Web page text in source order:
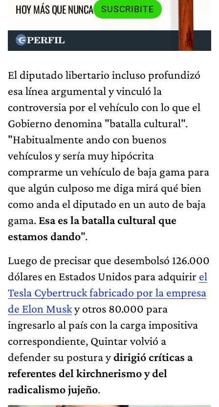
HOY MÁS QUE NUNCA
SUSCRIBITE
El diputado libertario incluso profundizó
esa línea argumental y vinculó la
controversia por el vehículo con lo que el
Gobierno denomina "batalla cultural".
"Habitualmente ando con buenos
vehículos y sería muy hipócrita
comprarme un vehículo de baja gama para
que algún culposo me diga mirá qué bien
como anda el diputado en un auto de baja
gama. Esa es la batalla cultural que
estamos dando".
Luego de precisar que desembolsó 126.000
dólares en Estados Unidos para adquirir el
Tesla Cybertruck fabricado por la empresa
de Elon Musky otros 80.000 para
ingresarlo al país con la carga impositiva
correspondiente, Quintar volvió a
defender su postura ydirigió críticas a
referentes del kirchnerismo y del
radicalismo jujeño.